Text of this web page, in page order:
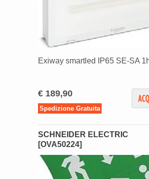
Exiway smartled IP65 SE-SA
€ 189,90
Spedizione Gratuita
SCHNEIDER ELECTRIC
[OVA50224]